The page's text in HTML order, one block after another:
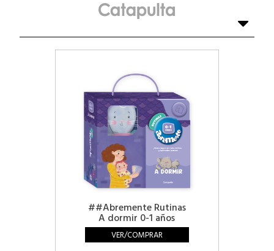
##Abremente Rutinas
A dormir 0-1 años
VER/COMPRAR